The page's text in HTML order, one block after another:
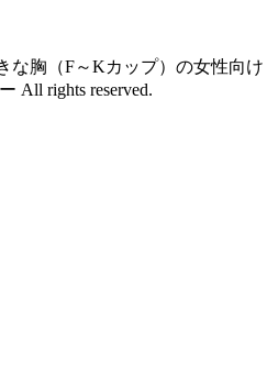
な胸（F～Kカップ）の女性向け
All rights reserved.